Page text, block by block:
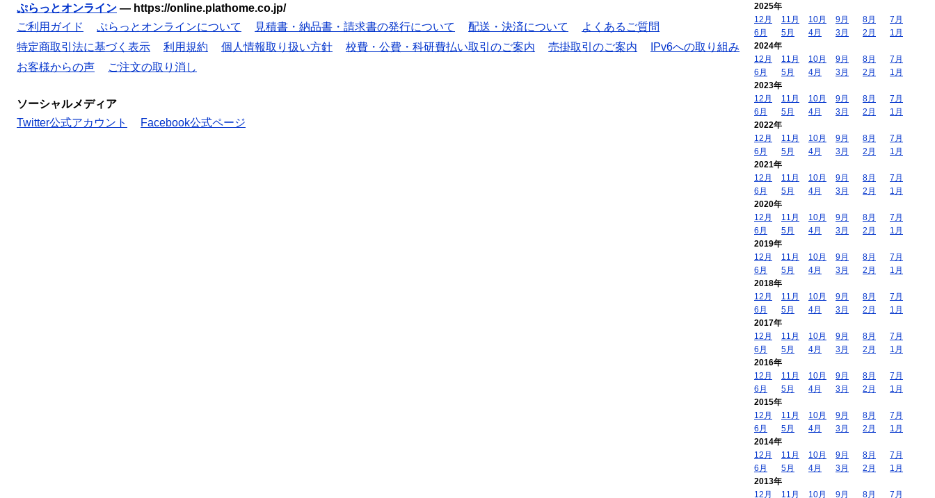
ぷらっとオンライン — https://online.plathome.co.jp/
ご利用ガイド
ぷらっとオンラインについて 見積書・納品書・請求書の発行について 配送・決済について
よくあるご質問
特定商取引法に基づく表示
利用規約 個人情報取り扱い方針 校費・公費・科研費払い取引のご案内 売掛取引のご案内
IPv6への取り組み
お客様からの声
ご注文の取り消し
ソーシャルメディア
Twitter公式アカウント
Facebook公式ページ
2025年
12月
11月 10月 9月 8月
7月
6月
5月 4月 3月 2月
1月
2024年
12月
11月 10月 9月 8月
7月
6月
5月 4月 3月 2月
1月
2023年
12月
11月 10月 9月 8月
7月
6月
5月 4月 3月 2月
1月
2022年
12月
11月 10月 9月 8月
7月
6月
5月 4月 3月 2月
1月
2021年
12月
11月 10月 9月 8月
7月
6月
5月 4月 3月 2月
1月
2020年
12月
11月 10月 9月 8月
7月
6月
5月 4月 3月 2月
1月
2019年
12月
11月 10月 9月 8月
7月
6月
5月 4月 3月 2月
1月
2018年
12月
11月 10月 9月 8月
7月
6月
5月 4月 3月 2月
1月
2017年
12月
11月 10月 9月 8月
7月
6月
5月 4月 3月 2月
1月
2016年
12月
11月 10月 9月 8月
7月
6月
5月 4月 3月 2月
1月
2015年
12月
11月 10月 9月 8月
7月
6月
5月 4月 3月 2月
1月
2014年
12月
11月 10月 9月 8月
7月
6月
5月 4月 3月 2月
1月
2013年
12月
11月 10月 9月 8月 7月